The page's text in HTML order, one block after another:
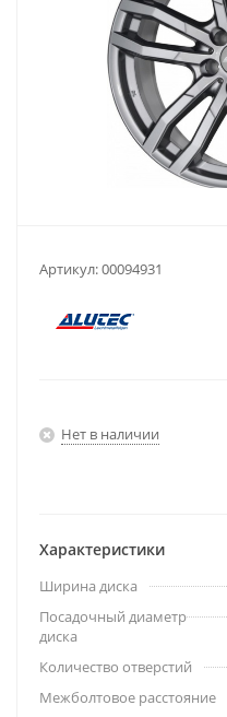
Артикул:00094931
Нет в наличии
Характеристики
Ширина диска
Посадочный диаметр
диска
Количество отверстий
Межболтовое расстояние